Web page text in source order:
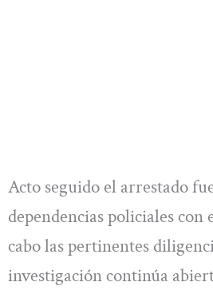
Acto seguido el arrestado
dependencias policiales con
cabo las pertinentes
investigación continúa